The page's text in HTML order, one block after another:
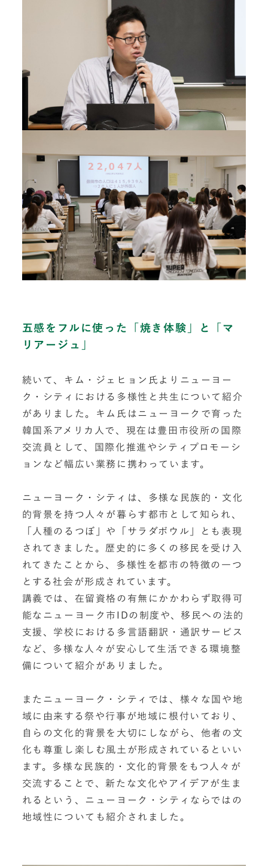
五感をフルに使った「焼き体験」と「マ
リアージュ」
続いて、キム・ジェヒョン氏よりニューヨー
ク・シティにおける多様性と共生について紹介
がありました。キム氏はニューヨークで育った
韓国系アメリカ人で、現在は豊田市役所の国際
交流員として、国際化推進やシティプロモーシ
ョンなど幅広い業務に携わっています。
ニューヨーク・シティは、多様な民族的・文化
的背景を持つ人々が暮らす都市として知られ、
「人種のるつぼ」や「サラダボウル」とも表現
されてきました。歴史的に多くの移民を受け入
れてきたことから、多様性を都市の特徴の一つ
とする社会が形成されています。
講義では、在留資格の有無にかかわらず取得可
能なニューヨーク市IDの制度や、移民への法的
支援、学校における多言語翻訳・通訳サービス
など、多様な人々が安心して生活できる環境整
備について紹介がありました。
またニューヨーク・シティでは、様々な国や地
域に由来する祭や行事が地域に根付いており、
自らの文化的背景を大切にしながら、他者の文
化も尊重し楽しむ風土が形成されているといい
ます。多様な民族的・文化的背景をもつ人々が
交流することで、新たな文化やアイデアが生ま
れるという、ニューヨーク・シティならではの
地域性についても紹介されました。